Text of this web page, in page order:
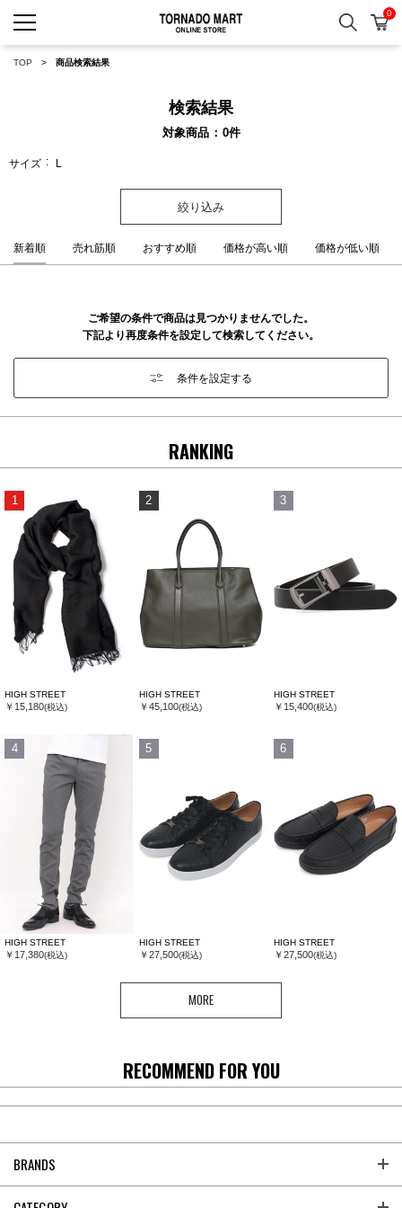
検索 カ
0
TOP 商品検索結果
検索結果
対象商品 0件
サイズ L
絞り込み
新着順 売れ筋順 おすすめ順 価格が高い順 価格が低い順
ご希望の条件で商品は見つかりませんでした。
下記より再度条件を設定して検索してください。
条件を設定する
RANKING
1
HIGH STREET
￥15,180(税込)
2
HIGH STREET
￥45,100(税込)
3
HIGH STREET
￥15,400(税込)
4
HIGH STREET
￥17,380(税込)
5
HIGH STREET
￥27,500(税込)
6
HIGH STREET
￥27,500(税込)
MORE
RECOMMEND FOR YOU
BRANDS